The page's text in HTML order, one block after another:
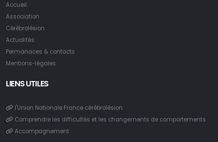
Accueil
Association
Cérébrolésion
Actualités
Permanaces & contacts
Mentions-légales
LIENS UTILES
l'Union Nationale France cérébrolésion
Comprendre les difficultés et les changements de comportements
Accompagnement